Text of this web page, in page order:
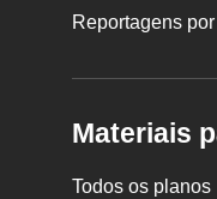
Reportagens
Materiais
Todos os planos